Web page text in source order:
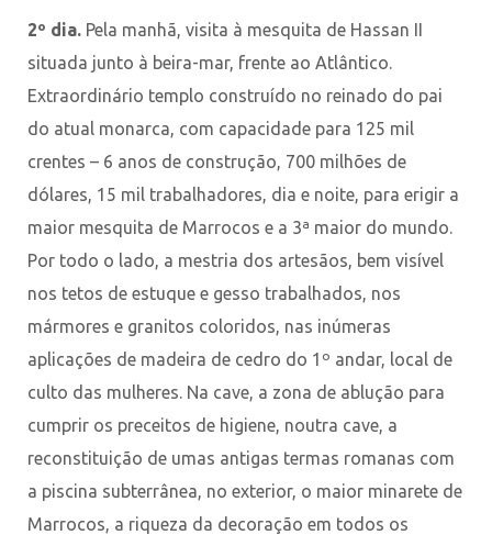
2º dia. Pela manhã, visita à mesquita de Hassan II
situada junto à beira-mar, frente ao Atlântico.
Extraordinário templo construído no reinado do pai
do atual monarca, com capacidade para 125 mil
crentes – 6 anos de construção, 700 milhões de
dólares, 15 mil trabalhadores, dia e noite, para erigir a
maior mesquita de Marrocos e a 3ª maior do mundo.
Por todo o lado, a mestria dos artesãos, bem visível
nos tetos de estuque e gesso trabalhados, nos
mármores e granitos coloridos, nas inúmeras
aplicações de madeira de cedro do 1º andar, local de
culto das mulheres. Na cave, a zona de ablução para
cumprir os preceitos de higiene, noutra cave, a
reconstituição de umas antigas termas romanas com
a piscina subterrânea, no exterior, o maior minarete de
Marrocos, a riqueza da decoração em todos os